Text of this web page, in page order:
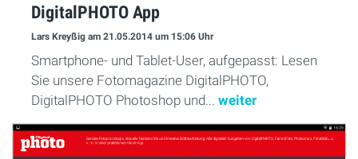
DigitalPHOTO App
Lars Kreyßig am 21.05.2014 um 15:06 Uhr
Smartphone- und Tablet-User, aufgepasst: Lesen
Sie unsere Fotomagazine DigitalPHOTO,
DigitalPHOTO Photoshop und... weiter